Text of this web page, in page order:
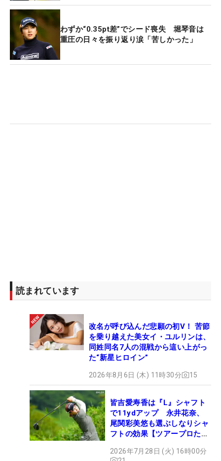
と抑え目にし、その分をティショットの精度アップ
に振った。「いろいろ経験したことで正しい道も分
かった。そこ（精度）は変わらずに求めたいで
す」。さらにブラッシュアップした姿を来年見せる
つもりだ。
わずか“0.35pt差”でシード喪失 堀琴音は
重圧の日々を振り返り涙「苦しかった」
読まれています
改名が呼び込んだ悲願の初V！ 苦節
を乗り越えた美女イ・ユルリンは、
同姓同名7人の混戦から這い上がっ
た“新星ヒロイン”
2026年8月6日 (木) 11時30分 15
皆吉愛寿香は『L』シャフト
で11ydアップ 永井花奈、
尾関彩美悠も選ぶしなりシャ
フトの効果【ツアープロたち
2026年7月28日 (火) 16時00分